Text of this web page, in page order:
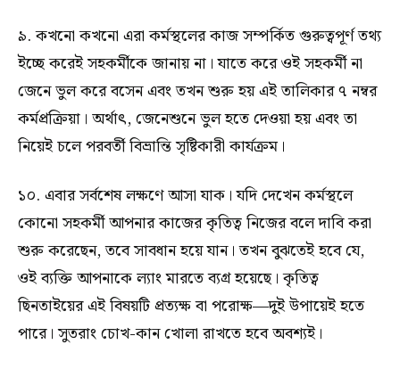
৯. কখনো কখনো এরা কর্মস্থলের কাজ সম্পর্কিত গুরুত্বপূর্ণ তথ্য
ইচ্ছে করেই সহকর্মীকে জানায় না। যাতে করে ওই সহকর্মী না
জেনে ভুল করে বসেন এবং তখন শুরু হয় এই তালিকার ৭ নম্বর
কর্মপ্রক্রিয়া। অর্থাৎ, জেনেশুনে ভুল হতে দেওয়া হয় এবং তা
নিয়েই চলে পরবর্তী বিভ্রান্তি সৃষ্টিকারী কার্যক্রম।
১০. এবার সর্বশেষ লক্ষণে আসা যাক। যদি দেখেন কর্মস্থলে
কোনো সহকর্মী আপনার কাজের কৃতিত্ব নিজের বলে দাবি করা
শুরু করেছেন, তবে সাবধান হয়ে যান। তখন বুঝতেই হবে যে,
ওই ব্যক্তি আপনাকে ল্যাং মারতে ব্যগ্র হয়েছে। কৃতিত্ব
ছিনতাইয়ের এই বিষয়টি প্রত্যক্ষ বা পরোক্ষ—দুই উপায়েই হতে
পারে। সুতরাং চোখ-কান খোলা রাখতে হবে অবশ্যই।